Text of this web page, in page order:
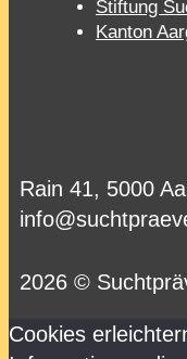
Stiftung
Kanton
Rain 41, 5000
2026 ©
Cookies